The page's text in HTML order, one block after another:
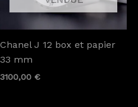
Chanel J 12 box et papier
33 mm
3100,00 €